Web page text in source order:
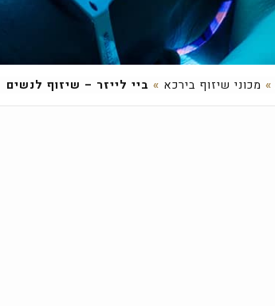
» מכוני שיזוף בירכא » ביי לייזר – שיזוף לנשים